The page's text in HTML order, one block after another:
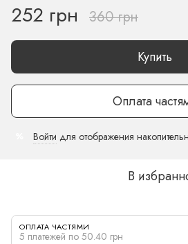
252 грн 360 грн
Купить
Оплата
Войти для отображения
В
ОПЛАТА ЧАСТЯМИ
5 платежей по 50.40 грн